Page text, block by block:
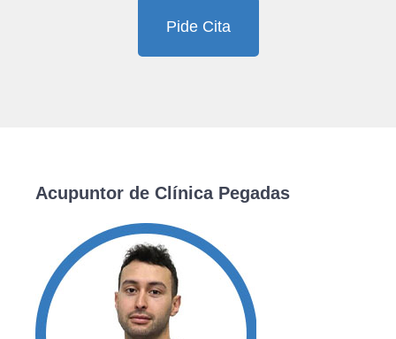
Pide Cita
Acupuntor de Clínica Pegadas